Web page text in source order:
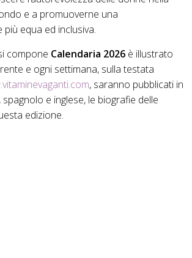
e a promuoverne una
equa ed inclusiva.
compone Calendaria 2026 è illustrato
e ogni settimana, sulla testata
, saranno pubblicati in
e inglese, le biografie delle
edizione.